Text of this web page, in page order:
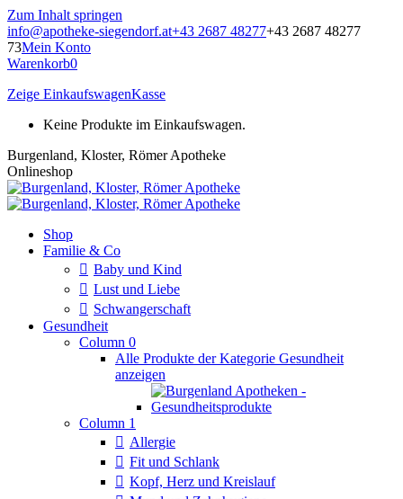
Zum Inhalt springen
info@apotheke-siegendorf.at+43 2687 48277+43 2687 48277
73Mein Konto
Warenkorb0
Zeige EinkaufswagenKasse
Keine Produkte im Einkaufswagen.
Burgenland, Kloster, Römer Apotheke
Onlineshop
Shop
Familie & Co
Baby und Kind
Lust und Liebe
Schwangerschaft
Gesundheit
Column 0
Alle Produkte der Kategorie Gesundheit
anzeigen
Column 1
Allergie
Fit und Schlank
Kopf, Herz und Kreislauf